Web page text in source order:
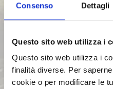
Consenso Dettagli
Questo sito web utilizza i
Questo sito web utilizza i
finalità diverse. Per
cookie o per modificare le
INTERMEDIE
ASSEMBLEE
COMUNICATI